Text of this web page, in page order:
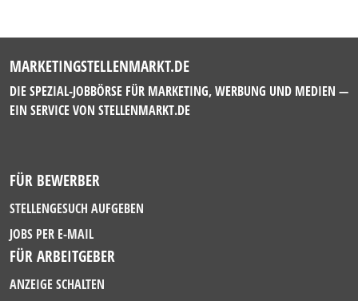
MARKETINGSTELLENMARKT.DE
DIE SPEZIAL-JOBBÖRSE FÜR MARKETING, WERBUNG UND MEDIEN —
EIN SERVICE VON STELLENMARKT.DE
FÜR BEWERBER
STELLENGESUCH AUFGEBEN
JOBS PER E-MAIL
FÜR ARBEITGEBER
ANZEIGE SCHALTEN